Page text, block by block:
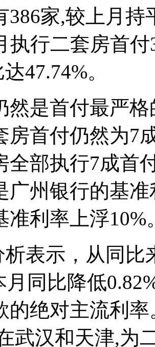
386家,较上月持
执行二套房首
47.74%。
然是首付最严
房首付仍然为7
全部执行7成首
广州银行的基
准利率上浮10%
析表示，从同
月同比降低
的绝对主流利
武汉和天津,为